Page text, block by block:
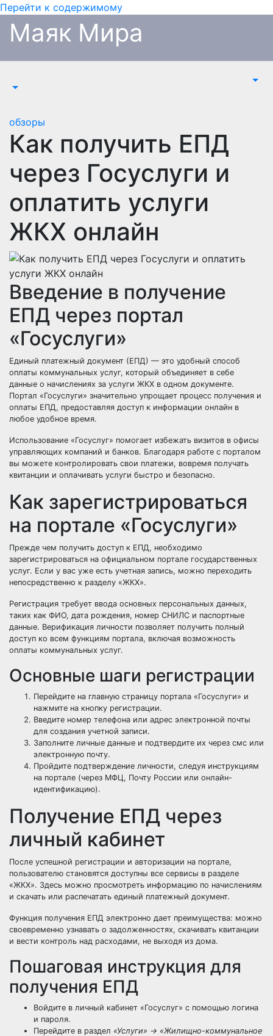
Перейти к содержимому
Маяк Мира
обзоры
Как получить ЕПД
через Госуслуги и
оплатить услуги
ЖКХ онлайн
Введение в получение
ЕПД через портал
«Госуслуги»
Единый платежный документ (ЕПД) — это удобный способ
оплаты коммунальных услуг, который объединяет в себе
данные о начислениях за услуги ЖКХ в одном документе.
Портал «Госуслуги» значительно упрощает процесс получения и
оплаты ЕПД, предоставляя доступ к информации онлайн в
любое удобное время.
Использование «Госуслуг» помогает избежать визитов в офисы
управляющих компаний и банков. Благодаря работе с порталом
вы можете контролировать свои платежи, вовремя получать
квитанции и оплачивать услуги быстро и безопасно.
Как зарегистрироваться
на портале «Госуслуги»
Прежде чем получить доступ к ЕПД, необходимо
зарегистрироваться на официальном портале государственных
услуг. Если у вас уже есть учетная запись, можно переходить
непосредственно к разделу «ЖКХ».
Регистрация требует ввода основных персональных данных,
таких как ФИО, дата рождения, номер СНИЛС и паспортные
данные. Верификация личности позволяет получить полный
доступ ко всем функциям портала, включая возможность
оплаты коммунальных услуг.
Основные шаги регистрации
Перейдите на главную страницу портала «Госуслуги» и
нажмите на кнопку регистрации.
Введите номер телефона или адрес электронной почты
для создания учетной записи.
Заполните личные данные и подтвердите их через смс или
электронную почту.
Пройдите подтверждение личности, следуя инструкциям
на портале (через МФЦ, Почту России или онлайн-
идентификацию).
Получение ЕПД через
личный кабинет
После успешной регистрации и авторизации на портале,
пользователю становятся доступны все сервисы в разделе
«ЖКХ». Здесь можно просмотреть информацию по начислениям
и скачать или распечатать единый платежный документ.
Функция получения ЕПД электронно дает преимущества: можно
своевременно узнавать о задолженностях, скачивать квитанции
и вести контроль над расходами, не выходя из дома.
Пошаговая инструкция для
получения ЕПД
Войдите в личный кабинет «Госуслуг» с помощью логина
и пароля.
Перейдите в раздел «Услуги» → «Жилищно-коммунальное